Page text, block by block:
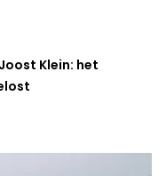
Klein: het